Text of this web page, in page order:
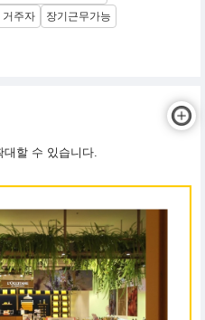
거주자 장기근무가능
대할 수 있습니다.